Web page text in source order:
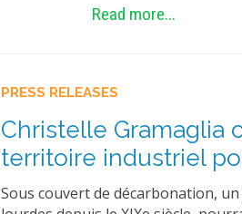
Read more...
PRESS RELEASES
Christelle Gramaglia
territoire industriel
Sous couvert de décarbonation,